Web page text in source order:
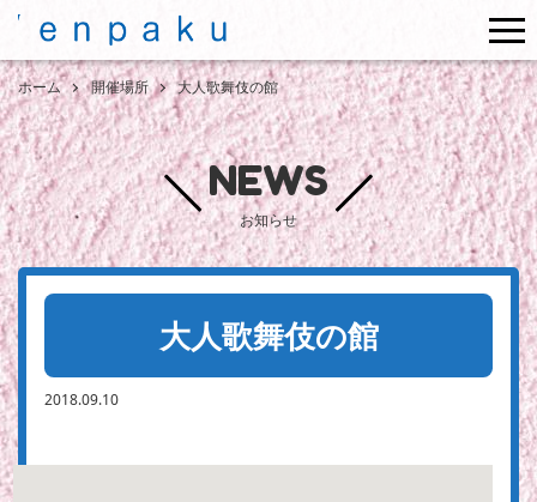
ホーム 開催場所 大人歌舞伎の館
NEWS
お知らせ
大人歌舞伎の館
2018.09.10